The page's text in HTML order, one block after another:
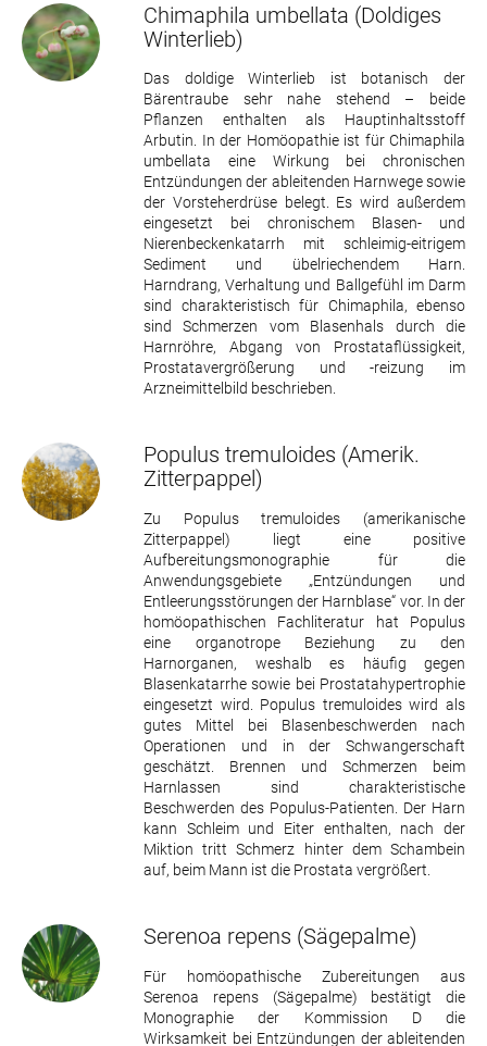
Chimaphila umbellata (Doldiges
Winterlieb)
Das doldige Winterlieb ist botanisch der
Bärentraube sehr nahe stehend – beide
Pflanzen enthalten als Hauptinhaltsstoff
Arbutin. In der Homöopathie ist für Chimaphila
umbellata eine Wirkung bei chronischen
Entzündungen der ableitenden Harnwege sowie
der Vorsteherdrüse belegt. Es wird außerdem
eingesetzt bei chronischem Blasen- und
Nierenbeckenkatarrh mit schleimig-eitrigem
Sediment und übelriechendem Harn.
Harndrang, Verhaltung und Ballgefühl im Darm
sind charakteristisch für Chimaphila, ebenso
sind Schmerzen vom Blasenhals durch die
Harnröhre, Abgang von Prostataflüssigkeit,
Prostatavergrößerung und -reizung im
Arzneimittelbild beschrieben.
Populus tremuloides (Amerik.
Zitterpappel)
Zu Populus tremuloides (amerikanische
Zitterpappel) liegt eine positive
Aufbereitungsmonographie für die
Anwendungsgebiete „Entzündungen und
Entleerungsstörungen der Harnblase“ vor. In der
homöopathischen Fachliteratur hat Populus
eine organotrope Beziehung zu den
Harnorganen, weshalb es häufig gegen
Blasenkatarrhe sowie bei Prostatahypertrophie
eingesetzt wird. Populus tremuloides wird als
gutes Mittel bei Blasenbeschwerden nach
Operationen und in der Schwangerschaft
geschätzt. Brennen und Schmerzen beim
Harnlassen sind charakteristische
Beschwerden des Populus-Patienten. Der Harn
kann Schleim und Eiter enthalten, nach der
Miktion tritt Schmerz hinter dem Schambein
auf, beim Mann ist die Prostata vergrößert.
Serenoa repens (Sägepalme)
Für homöopathische Zubereitungen aus
Serenoa repens (Sägepalme) bestätigt die
Monographie der Kommission D die
Wirksamkeit bei Entzündungen der ableitenden